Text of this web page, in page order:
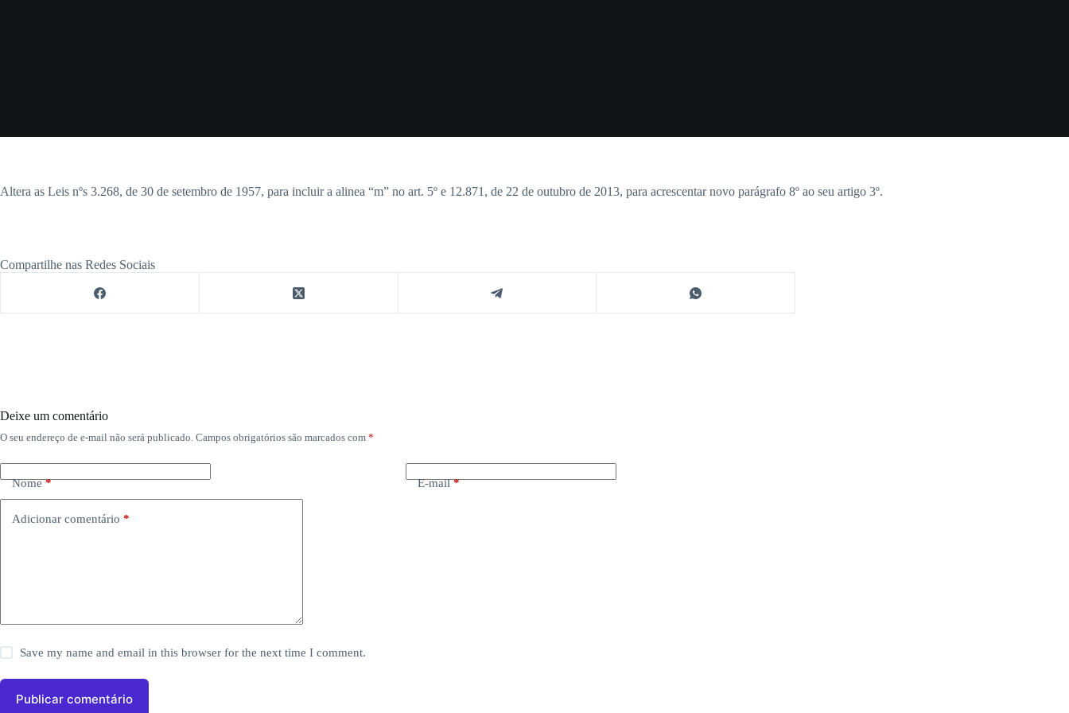
Altera as Leis nºs 3.268, de 30 de setembro de 1957, para incluir a alinea “m” no art. 5º e 12.871, de 22 de outubro de 2013, para acrescentar novo parágrafo 8º ao seu artigo 3º.
Compartilhe nas Redes Sociais
Deixe um comentário
O seu endereço de e-mail não será publicado. Campos obrigatórios são marcados com *
Nome* E-mail*
Adicionar comentário *
Save my name and email in this browser for the next time I comment.
Publicar comentário